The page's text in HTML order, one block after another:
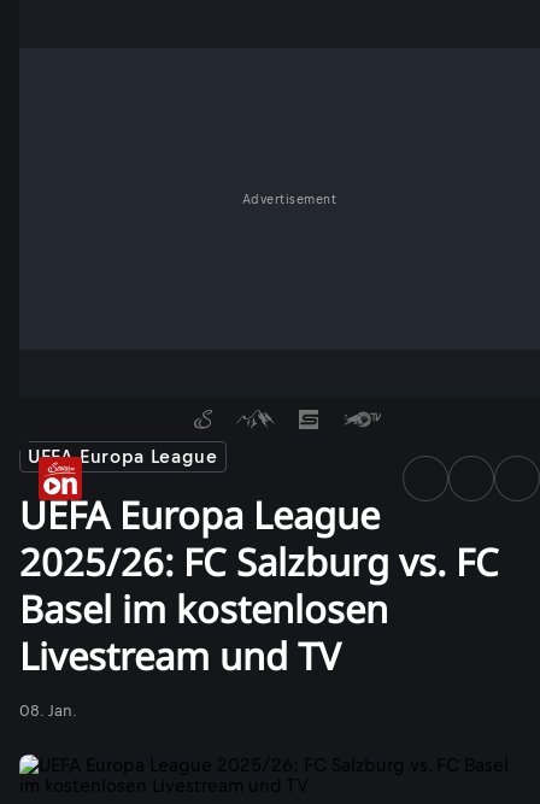
Advertisement
UEFA Europa League
UEFA Europa League
2025/26: FC Salzburg vs. FC
Basel im kostenlosen
Livestream und TV
08. Jan.